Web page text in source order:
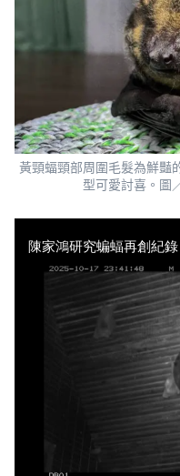
黃頸蝠頸部周圍毛髮為鮮豔
型可愛討喜。圖